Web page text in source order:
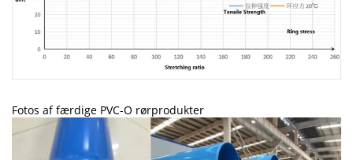
Fotos af færdige PVC-O rørprodukter